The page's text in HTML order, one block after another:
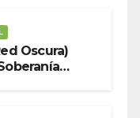
Oscura)